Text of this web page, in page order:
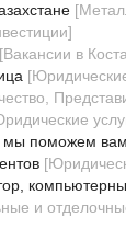
[
]
[Вакансии в
[
мы поможем вам
[
и